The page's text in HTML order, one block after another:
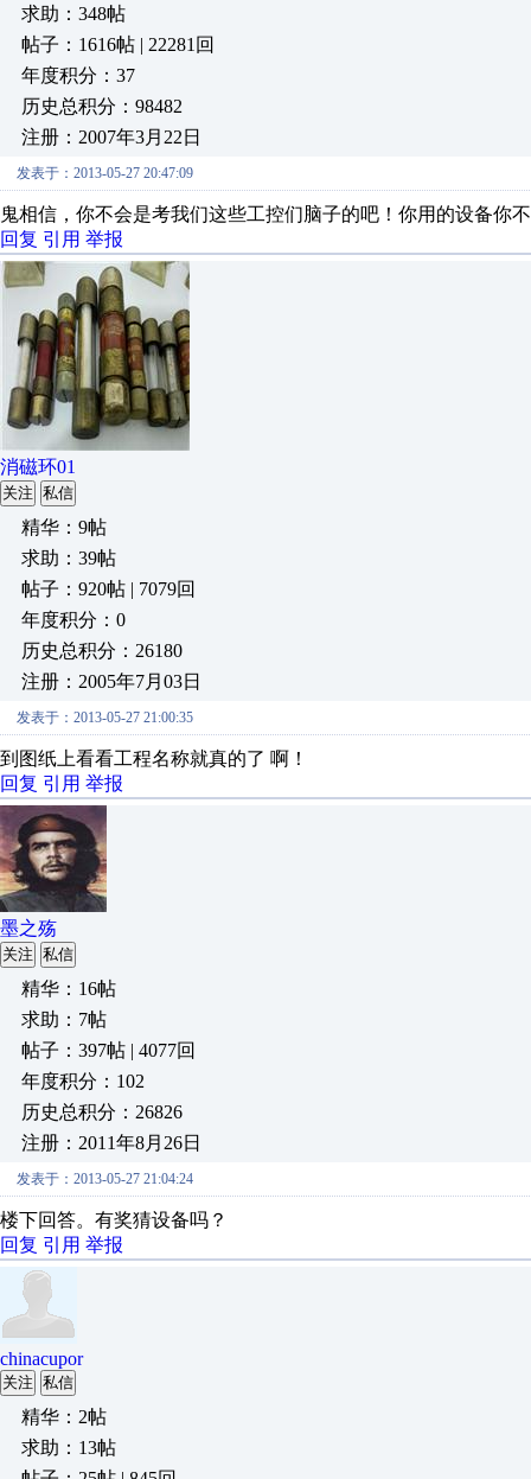
求助：348帖
帖子：1616帖 | 22281回
年度积分：37
历史总积分：98482
注册：2007年3月22日
发表于：2013-05-27 20:47:09
鬼相信，你不会是考我们这些工控们脑子的吧！你用的设备你
回复 引用 举报
消磁环01
关注 私信
精华：9帖
求助：39帖
帖子：920帖 | 7079回
年度积分：0
历史总积分：26180
注册：2005年7月03日
发表于：2013-05-27 21:00:35
到图纸上看看工程名称就真的了 啊！
回复 引用 举报
墨之殇
关注 私信
精华：16帖
求助：7帖
帖子：397帖 | 4077回
年度积分：102
历史总积分：26826
注册：2011年8月26日
发表于：2013-05-27 21:04:24
楼下回答。有奖猜设备吗？
回复 引用 举报
chinacupor
关注 私信
精华：2帖
求助：13帖